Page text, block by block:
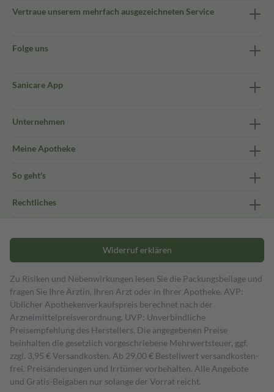
Vertraue unserem mehrfach ausgezeichneten Service
Folge uns
Sanicare App
Unternehmen
Meine Apotheke
So geht's
Rechtliches
Widerruf erklären
Zu Risiken und Nebenwirkungen lesen Sie die Packungsbeilage und
fragen Sie Ihre Ärztin, Ihren Arzt oder in Ihrer Apotheke. AVP:
Üblicher Apothekenverkaufspreis berechnet nach der
Arzneimittelpreisverordnung. UVP: Unverbindliche
Preisempfehlung des Herstellers. Die angegebenen Preise
beinhalten die gesetzlich vorgeschriebene Mehrwertsteuer, ggf.
zzgl. 3,95 € Versandkosten. Ab 29,00 € Bestell­wert versand­kosten­
frei. Preisänderungen und Irrtümer vorbehalten. Alle Angebote
und Gratis-Beigaben nur solange der Vorrat reicht.